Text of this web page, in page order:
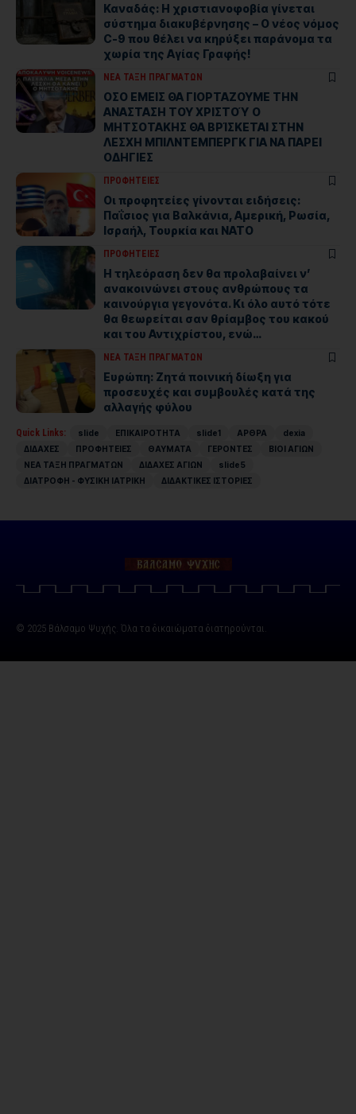
Καναδάς: Η χριστιανοφοβία γίνεται
σύστημα διακυβέρνησης – Ο νέος νόμος
C-9 που θέλει να κηρύξει παράνομα τα
χωρία της Αγίας Γραφής!
ΝΕΑ ΤΑΞΗ ΠΡΑΓΜΑΤΩΝ
ΟΣΟ ΕΜΕΙΣ ΘΑ ΓΙΟΡΤΑΖΟΥΜΕ ΤΗΝ
ΑΝΑΣΤΑΣΗ ΤΟΥ ΧΡΙΣΤΟΎ Ο
ΜΗΤΣΟΤΑΚΗΣ ΘΑ ΒΡΊΣΚΕΤΑΙ ΣΤΗΝ
ΛΕΣΧΗ ΜΠΙΛΝΤΕΜΠΕΡΓΚ ΓΙΑ ΝΑ ΠΑΡΕΙ
ΟΔΗΓΙΕΣ
ΠΡΟΦΗΤΕΙΕΣ
Οι προφητείες γίνονται ειδήσεις:
Παΐσιος για Βαλκάνια, Αμερική, Ρωσία,
Ισραήλ, Τουρκία και ΝΑΤΟ
ΠΡΟΦΗΤΕΙΕΣ
Η τηλεόραση δεν θα προλαβαίνει ν’
ανακοινώνει στους ανθρώπους τα
καινούργια γεγονότα. Κι όλο αυτό τότε
θα θεωρείται σαν θρίαµβος του κακού
και του Αντιχρίστου, ενώ…
ΝΕΑ ΤΑΞΗ ΠΡΑΓΜΑΤΩΝ
Ευρώπη: Ζητά ποινική δίωξη για
προσευχές και συμβουλές κατά της
αλλαγής φύλου
Quick Links: slide ΕΠΙΚΑΙΡΟΤΗΤΑ slide1 ΑΡΘΡΑ
dexia
ΔΙΔΑΧΕΣ
ΠΡΟΦΗΤΕΙΕΣ ΘΑΥΜΑΤΑ ΓΕΡΟΝΤΕΣ
ΒΙΟΙ ΑΓΙΩΝ
ΝΕΑ ΤΑΞΗ ΠΡΑΓΜΑΤΩΝ
ΔΙΔΑΧΕΣ ΑΓΙΩΝ
slide5
ΔΙΑΤΡΟΦΗ - ΦΥΣΙΚΗ ΙΑΤΡΙΚΗ
ΔΙΔΑΚΤΙΚΕΣ ΙΣΤΟΡΙΕΣ
© 2025 Βάλσαμο Ψυχής. Όλα τα δικαιώματα διατηρούνται.